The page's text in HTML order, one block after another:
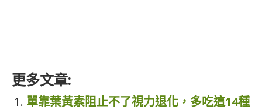
更多文章:
單靠葉黃素阻止不了視力退化，多吃這14種